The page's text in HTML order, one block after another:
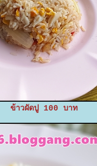
ข้าวผัดปู 100 บาท